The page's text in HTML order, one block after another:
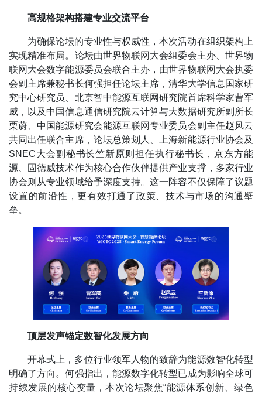
高规格架构搭建专业交流平台
为确保论坛的专业性与权威性，本次活动在组织架构上
实现精准布局。论坛由世界物联网大会组委会主办、世界物
联网大会数字能源委员会联合主办，由世界物联网大会执委
会副主席兼秘书长何强担任论坛主席，清华大学信息国家研
究中心研究员、北京智中能源互联网研究院首席科学家曹军
威，以及中国信息通信研究院云计算与大数据研究所副所长
栗蔚、中国能源研究会能源互联网专业委员会副主任赵风云
共同出任联合主席，论坛总策划人、上海新能源行业协会及
SNEC大会副秘书长竺新原则担任执行秘书长，京东方能
源、固德威技术作为核心合作伙伴提供产业支撑，多家行业
协会则从专业领域给予深度支持。这一阵容不仅保障了议题
设置的前沿性，更有效打通了政策、技术与市场的沟通壁
垒。
顶层发声锚定数智化发展方向
开幕式上，多位行业领军人物的致辞为能源数智化转型
明确了方向。何强指出，能源数字化转型已成为影响全球可
持续发展的核心变量，本次论坛聚焦“能源体系创新、绿色